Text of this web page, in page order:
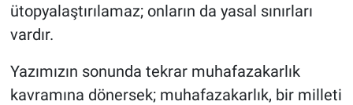
ütopyalaştırılamaz; onların da yasal sınırları
vardır.
Yazımızın sonunda tekrar muhafazakarlık
kavramına dönersek; muhafazakarlık, bir milleti